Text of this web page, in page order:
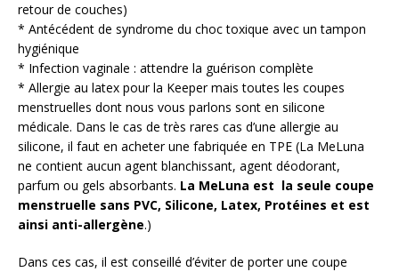
retour de couches)
* Antécédent de syndrome du choc toxique avec un tampon
hygiénique
* Infection vaginale : attendre la guérison complète
* Allergie au latex pour la Keeper mais toutes les coupes
menstruelles dont nous vous parlons sont en silicone
médicale. Dans le cas de très rares cas d’une allergie au
silicone, il faut en acheter une fabriquée en TPE (La MeLuna
ne contient aucun agent blanchissant, agent déodorant,
parfum ou gels absorbants. La MeLuna est la seule coupe
menstruelle sans PVC, Silicone, Latex, Protéines et est
ainsi anti-allergène.)
Dans ces cas, il est conseillé d’éviter de porter une coupe